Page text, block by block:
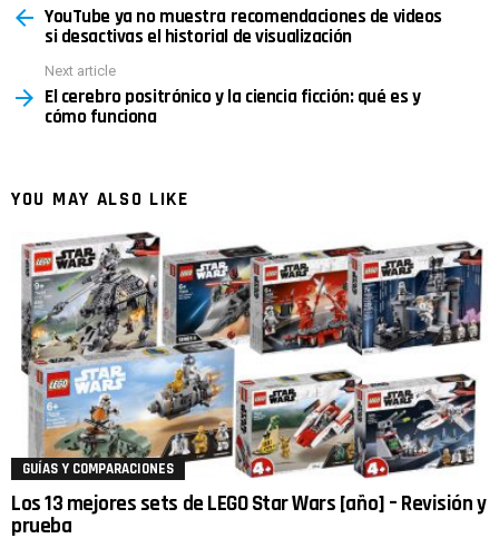
more YouTube ya no muestra recomendaciones de videos
si desactivas el historial de visualización
Next article
El cerebro positrónico y la ciencia ficción: qué es y
cómo funciona
YOU MAY ALSO LIKE
GUÍAS Y COMPARACIONES
Los 13 mejores sets de LEGO Star Wars [año] – Revisión y
prueba